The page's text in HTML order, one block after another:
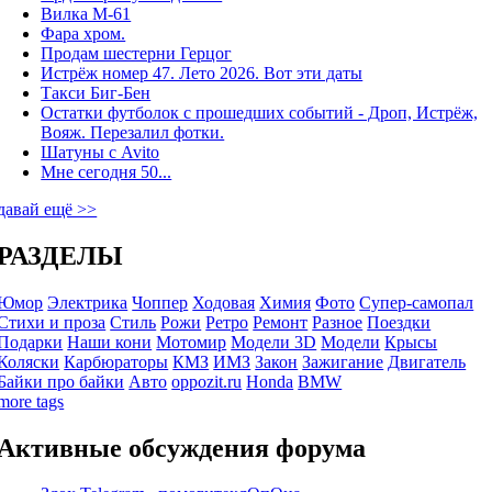
Вилка М-61
Фара хром.
Продам шестерни Герцог
Истрёж номер 47. Лето 2026. Вот эти даты
Такси Биг-Бен
Остатки футболок с прошедших событий - Дроп, Истрёж,
Вояж. Перезалил фотки.
Шатуны с Avito
Мне сегодня 50...
ещё >>
Электрика Чоппер Ходовая Химия Фото Супер-самопал
и проза Стиль Рожи Ретро Ремонт Разное Поездки
Наши кони Мотомир Модели 3D Модели Крысы
Карбюраторы КМЗ ИМЗ Закон Зажигание Двигатель
про байки Авто oppozit.ru Honda BMW
tags
обсуждения форума